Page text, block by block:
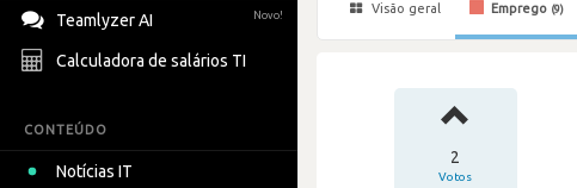
Teamlyzer AI Novo!
Calculadora de salários TI
CONTEÚDO
Notícias IT
Visão geral Emprego (9)
2
Votos